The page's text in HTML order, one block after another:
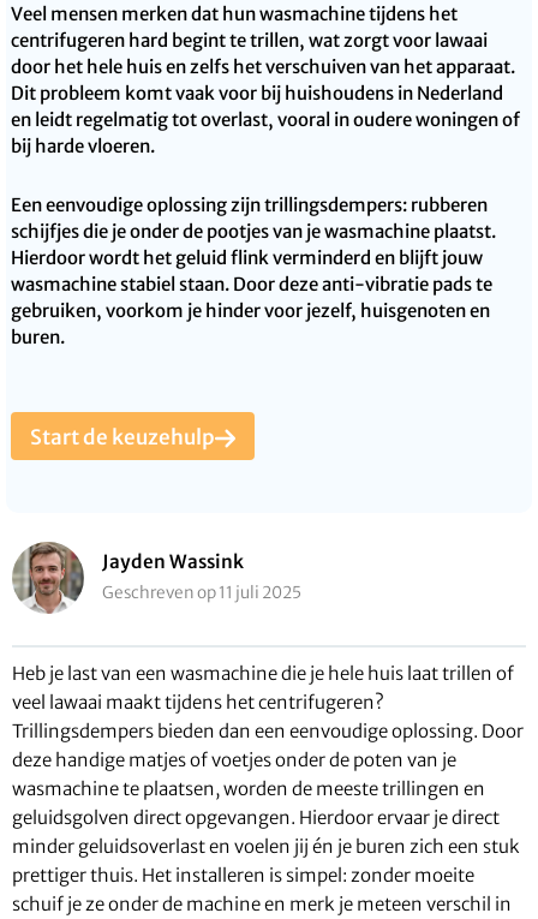
Veel mensen merken dat hun wasmachine tijdens het
centrifugeren hard begint te trillen, wat zorgt voor lawaai
door het hele huis en zelfs het verschuiven van het apparaat.
Dit probleem komt vaak voor bij huishoudens in Nederland
en leidt regelmatig tot overlast, vooral in oudere woningen of
bij harde vloeren.
Een eenvoudige oplossing zijn trillingsdempers: rubberen
schijfjes die je onder de pootjes van je wasmachine plaatst.
Hierdoor wordt het geluid flink verminderd en blijft jouw
wasmachine stabiel staan. Door deze anti-vibratie pads te
gebruiken, voorkom je hinder voor jezelf, huisgenoten en
buren.
Start de keuzehulp
Jayden Wassink
Geschreven op 11 juli 2025
Heb je last van een wasmachine die je hele huis laat trillen of
veel lawaai maakt tijdens het centrifugeren?
Trillingsdempers bieden dan een eenvoudige oplossing. Door
deze handige matjes of voetjes onder de poten van je
wasmachine te plaatsen, worden de meeste trillingen en
geluidsgolven direct opgevangen. Hierdoor ervaar je direct
minder geluidsoverlast en voelen jij én je buren zich een stuk
prettiger thuis. Het installeren is simpel: zonder moeite
schuif je ze onder de machine en merk je meteen verschil in